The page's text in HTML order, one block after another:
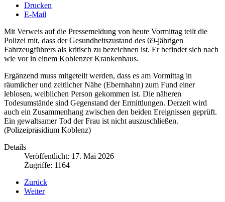
Drucken
E-Mail
Mit Verweis auf die Pressemeldung von heute Vormittag teilt die
Polizei mit, dass der Gesundheitszustand des 69-jährigen
Fahrzeugführers als kritisch zu bezeichnen ist. Er befindet sich nach
wie vor in einem Koblenzer Krankenhaus.
Ergänzend muss mitgeteilt werden, dass es am Vormittag in
räumlicher und zeitlicher Nähe (Ebernhahn) zum Fund einer
leblosen, weiblichen Person gekommen ist. Die näheren
Todesumstände sind Gegenstand der Ermittlungen. Derzeit wird
auch ein Zusammenhang zwischen den beiden Ereignissen geprüft.
Ein gewaltsamer Tod der Frau ist nicht auszuschließen.
(Polizeipräsidium Koblenz)
Details
Veröffentlicht: 17. Mai 2026
Zugriffe: 1164
Zurück
Weiter